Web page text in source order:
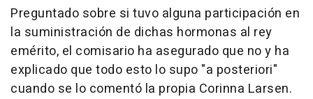
Preguntado sobre si tuvo alguna participación en
la suministración de dichas hormonas al rey
emérito, el comisario ha asegurado que no y ha
explicado que todo esto lo supo "a posteriori"
cuando se lo comentó la propia Corinna Larsen.